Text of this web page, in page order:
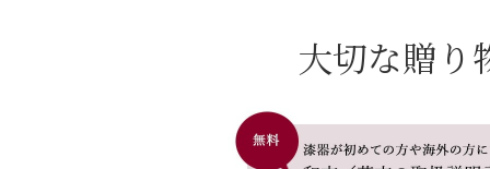
大切な贈